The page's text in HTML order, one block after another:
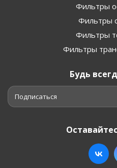
Фильтры
Фильтры
Фильтры
Фильтры
Будь
Подписаться